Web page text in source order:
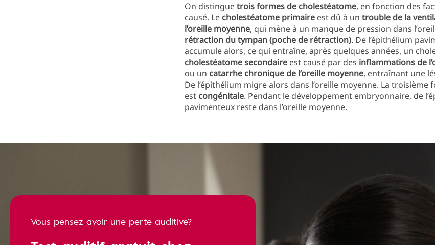
On distinguetrois formes de cholestéatome, en fonction des
causé. Le cholestéatome primaire est dû à un trouble de la
l’oreille moyenne, qui mène à un manque de pression dans
rétraction du tympan (poche de rétraction). De l’épithélium
accumule alors, ce qui entraîne, après quelques années, un
cholestéatome secondaire est causé par des inflammations de
ou un catarrhe chronique de l’oreille moyenne, entraînant une
De l’épithélium migre alors dans l’oreille moyenne. La troisième
est congénitale. Pendant le développement embryonnaire, de
pavimenteux reste dans l’oreille moyenne.
Vous pensez avoir une perte auditive?